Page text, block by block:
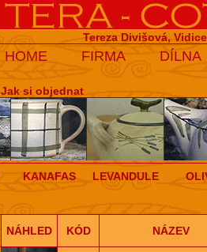
Tereza Divišová,
HOME FIRMA DÍLNA
Jak si objednat
KANAFAS LEVANDULE
NÁHLED KÓD NÁZEV